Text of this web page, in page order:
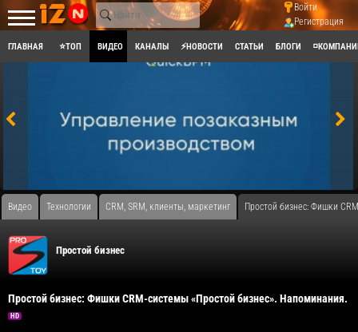
Войти
Регистрация
ГЛАВНАЯ ⭐ТОП ВИДЕО КАНАЛЫ ⚡НОВОСТИ СТАТЬИ БЛОГИ
Видео Технологии CRM, SRM, клиенты, маркетинг Простой бизнес: Фишки
Простой бизнес
Простой бизнес: Фишки CRM-системы «Простой бизнес». Напоминания.
HD